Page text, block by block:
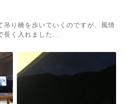
吊り橋を歩いていくのですが、風情
長く入れました...